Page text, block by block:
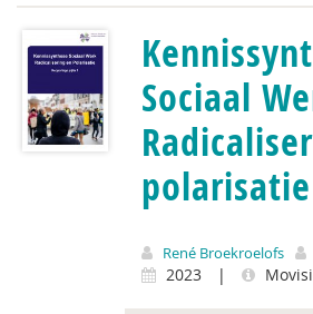
Sociaal
polarisatie
René Broekroelofs
2023
|